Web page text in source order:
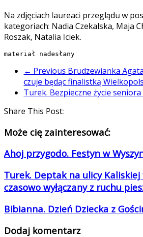
Na zdjęciach laureaci przeglądu w
kategoriach: Nadia Czekalska, Maja
Roszak, Natalia Iciek.
materiał nadesłany
← Previous Brudzewianka
czuje będąc finalistką
Turek. Bezpieczne życie seniora
Share This Post:
Może cię zainteresować:
Ahoj przygodo. Festyn w
Turek. Deptak na ulicy
czasowo wyłączany z ruchu
Bibianna. Dzień Dziecka z
Dodaj komentarz